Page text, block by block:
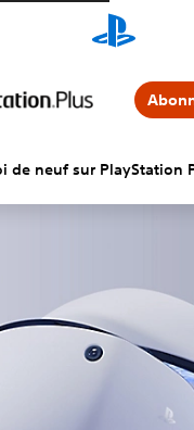
de neuf sur PlayStation